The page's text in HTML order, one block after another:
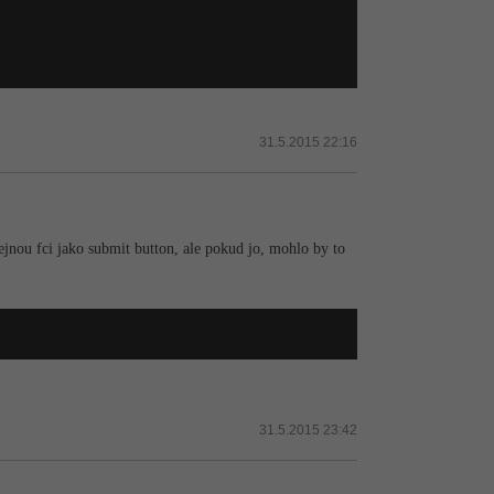
31.5.2015 22:16
fci jako submit button, ale pokud jo, mohlo by to
31.5.2015 23:42